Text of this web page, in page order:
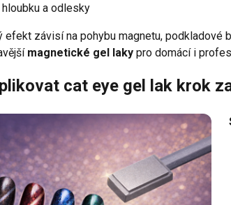
hloubku a odlesky
efekt závisí na pohybu magnetu, podkladové
magnetické gel lakypro domácí i
cat eye gel lak krok